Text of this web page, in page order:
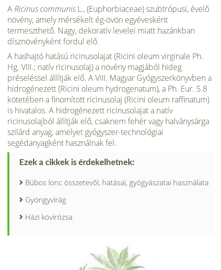
A Ricinus communisL., (Euphorbiaceae) szubtrópusi, évelő
növény, amely mérsékelt ég-övön egyévesként
termeszthető. Nagy, dekoratív levelei miatt hazánkban
dísznövényként fordul elő.
A hashajtó hatású ricinusolajat (Ricini oleum virginale Ph.
Hg. VIII.; natív ricinusolaj) a növény magjából hideg
préseléssel állítják elő. A VIII. Magyar Gyógyszer­könyvben a
hidrogénezett (Ricini oleum hydrogenatum), a Ph. Eur. 5.8
kötetében a fino­mított ricinusolaj (Ricini oleum raffinatum)
is hivatalos. A hidrogénezett ricinusolajat a natív
ricinusolajból állítják elő, csaknem fehér vagy halványsárga
szilárd anyag, amelyet gyógyszer-technológiai
segédanyagként használnak fel.
Ezek a cikkek is érdekelhetnek:
Búbos lonc összetevői, hatásai, gyógyászatai használata
Gyöngyvirág
Házi kövirózsa